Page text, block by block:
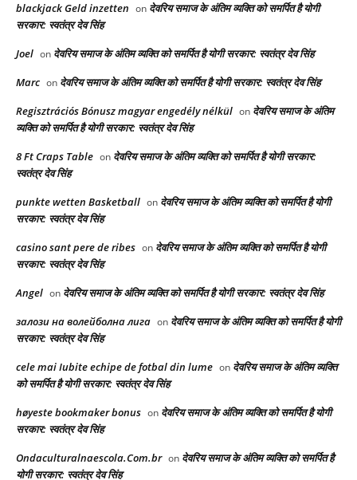
blackjack Geld inzetten on देवरिय समाज के अंतिम व्यक्ति को समर्पित है योगी
सरकार: स्वतंत्र देव सिंह
Joel on देवरिय समाज के अंतिम व्यक्ति को समर्पित है योगी सरकार: स्वतंत्र देव सिंह
Marc on देवरिय समाज के अंतिम व्यक्ति को समर्पित है योगी सरकार: स्वतंत्र देव सिंह
Regisztrációs Bónusz magyar engedély nélkül on देवरिय समाज के अंतिम
व्यक्ति को समर्पित है योगी सरकार: स्वतंत्र देव सिंह
8 Ft Craps Table on देवरिय समाज के अंतिम व्यक्ति को समर्पित है योगी सरकार:
स्वतंत्र देव सिंह
punkte wetten Basketball on देवरिय समाज के अंतिम व्यक्ति को समर्पित है योगी
सरकार: स्वतंत्र देव सिंह
casino sant pere de ribes on देवरिय समाज के अंतिम व्यक्ति को समर्पित है योगी
सरकार: स्वतंत्र देव सिंह
Angel on देवरिय समाज के अंतिम व्यक्ति को समर्पित है योगी सरकार: स्वतंत्र देव सिंह
залози на волейболна лига on देवरिय समाज के अंतिम व्यक्ति को समर्पित है योगी
सरकार: स्वतंत्र देव सिंह
cele mai Iubite echipe de fotbal din lume on देवरिय समाज के अंतिम व्यक्ति
को समर्पित है योगी सरकार: स्वतंत्र देव सिंह
høyeste bookmaker bonus on देवरिय समाज के अंतिम व्यक्ति को समर्पित है योगी
सरकार: स्वतंत्र देव सिंह
Ondaculturalnaescola.Com.br on देवरिय समाज के अंतिम व्यक्ति को समर्पित है
योगी सरकार: स्वतंत्र देव सिंह